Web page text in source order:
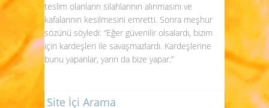
teslim olanların silahlarının alınmasını ve
kafalarının kesilmesini emretti. Sonra meşhur
sözünü söyledi: “Eğer güvenilir olsalardı, bizim
için kardeşleri ile savaşmazlardı. Kardeşlerine
bunu yapanlar, yarın da bize yapar.”
Site İçi Arama